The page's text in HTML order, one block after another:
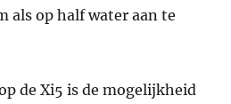
als op half water aan te
de Xi5 is de mogelijkheid